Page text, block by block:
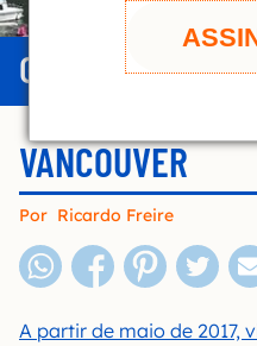
GUIA DE
VANCOUVER
Por Ricardo Freire
A partir de maio de 2017,